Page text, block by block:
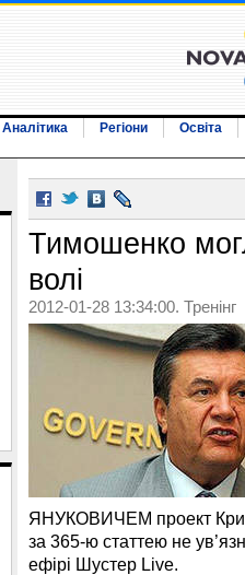
Аналітика Регіони
Освіта
Тимошенко
волі
2012-01-28 13:34:00. Тренінг
ЯНУКОВИЧЕМ проект
за 365-ю статтею не
ефірі Шустер Live.